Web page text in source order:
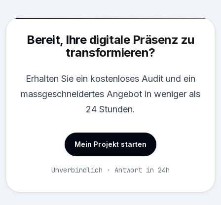
Bereit, Ihre digitale Präsenz zu
transformieren?
Erhalten Sie ein kostenloses Audit und ein
massgeschneidertes Angebot in weniger als
24 Stunden.
Mein Projekt starten
Unverbindlich · Antwort in 24h